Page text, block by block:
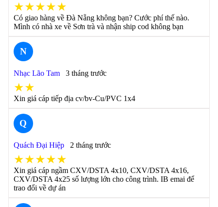
★★★★★
Có giao hàng về Đà Nẵng không bạn? Cước phí thế nào.
Mình có nhà xe về Sơn trà và nhận ship cod không bạn
N
Nhạc Lão Tam 3 tháng trước
★★
Xin giá cáp tiếp địa cv/bv-Cu/PVC 1x4
Q
Quách Đại Hiệp 2 tháng trước
★★★★★
Xin giá cáp ngầm CXV/DSTA 4x10, CXV/DSTA 4x16,
CXV/DSTA 4x25 số lượng lớn cho công trình. IB emai để
trao đổi về dự án